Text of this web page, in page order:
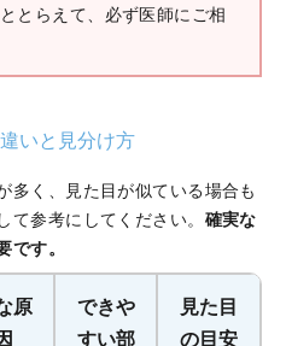
とらえて、必ず医師にご相
いと見分け方
多く、見た目が似ている場合も
て参考にしてください。 確実な
です。
原
できや
すい部
見た目
の目安